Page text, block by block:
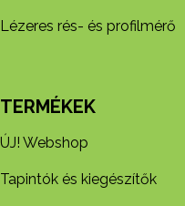
Lézeres rés- és profilmérő
TERMÉKEK
ÚJ! Webshop
Tapintók és kiegészítők